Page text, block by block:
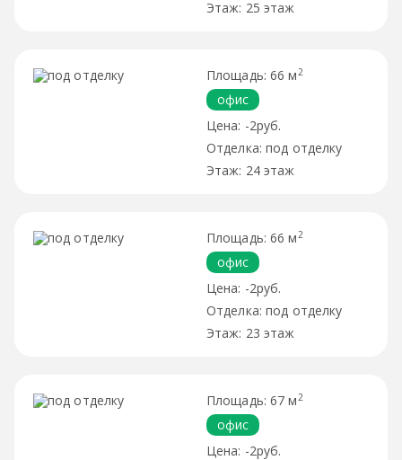
25 этаж
66 м 2
офис
-2руб.
под отделку
24 этаж
66 м 2
офис
-2руб.
под отделку
23 этаж
67 м 2
офис
-2руб.